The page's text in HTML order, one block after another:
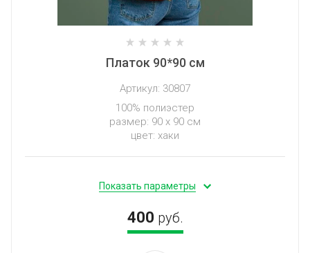
Платок 90*90 см
Артикул: 30807
100% полиэстер
размер: 90 х 90 см
цвет: хаки
Показать параметры
400 руб.